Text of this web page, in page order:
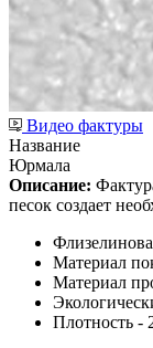
Видео фактуры
Название
Юрмала
Описание:
песок создает
Материал
Материал
Плотность -